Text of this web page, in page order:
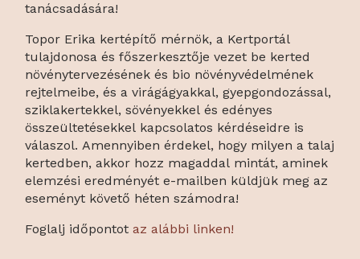
tanácsadására!
Topor Erika kertépítő mérnök, a Kertportál
tulajdonosa és főszerkesztője vezet be kerted
növénytervezésének és bio növényvédelmének
rejtelmeibe, és a virágágyakkal, gyepgondozással,
sziklakertekkel, sövényekkel és edényes
összeültetésekkel kapcsolatos kérdéseidre is
válaszol. Amennyiben érdekel, hogy milyen a talaj
kertedben, akkor hozz magaddal mintát, aminek
elemzési eredményét e-mailben küldjük meg az
eseményt követő héten számodra!
Foglalj időpontotaz alábbi linken!